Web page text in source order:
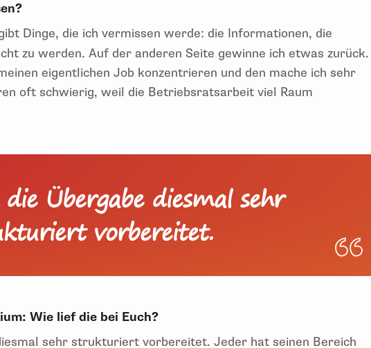
Dinge, die ich vermissen werde: die Informationen, die
zu werden. Auf der anderen Seite gewinne ich etwas zurück.
eigentlichen Job konzentrieren und den mache ich sehr
oft schwierig, weil die Betriebsratsarbeit viel Raum
Übergabe diesmal sehr
vorbereitet.
Wie lief die bei Euch?
sehr strukturiert vorbereitet. Jeder hat seinen Bereich